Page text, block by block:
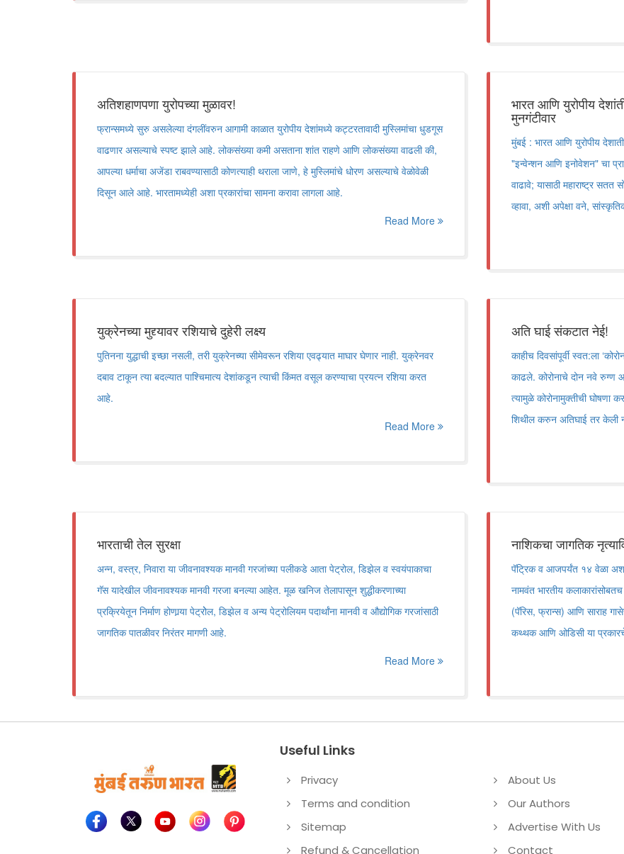
अतिशहाणपणा युरोपच्या मुळावर!
फ्रान्समध्ये सुरु असलेल्या दंगलींवरुन आगामी काळात युरोपीय देशांमध्ये कट्टरतावादी मुस्लिमांचा धुडगूस
वाढणार असल्याचे स्पष्ट झाले आहे. लोकसंख्या कमी असताना शांत राहणे आणि लोकसंख्या वाढली की,
आपल्या धर्माचा अजेंडा राबवण्यासाठी कोणत्याही थराला जाणे, हे मुस्लिमांचे धोरण असल्याचे वेळोवेळी
दिसून आले आहे. भारतामध्येही अशा प्रकारांचा सामना करावा लागला आहे.
Read More
भारत आणि युरोपीय
मुनगंटीवार
मुंबई : भारत आणि युरोपीय
"इन्वेन्शन आणि इनोवेशन" चा
वाढावे; यासाठी महाराष्ट्र सतत
व्हावा, अशी अपेक्षा वने,
युक्रेनच्या मुद्द्यावर रशियाचे दुहेरी लक्ष्य
पुतिनना युद्धाची इच्छा नसली, तरी युक्रेनच्या सीमेवरून रशिया एवढ्यात माघार घेणार नाही. युक्रेनवर
दबाव टाकून त्या बदल्यात पाश्चिमात्य देशांकडून त्याची किंमत वसूल करण्याचा प्रयत्न रशिया करत
आहे.
Read More
अति घाई संकटात नेई!
काहीच दिवसांपूर्वी स्वत:ला
काढले. कोरोनाचे दोन नवे रुग्ण
त्यामुळे कोरोनामुक्तीची घोषणा
शिथील करुन अतिघाई तर केली
भारताची तेल सुरक्षा
अन्न, वस्त्र, निवारा या जीवनावश्यक मानवी गरजांच्या पलीकडे आता पेट्रोल, डिझेल व स्वयंपाकाचा
गॅस यादेखील जीवनावश्यक मानवी गरजा बनल्या आहेत. मूळ खनिज तेलापासून शुद्धीकरणाच्या
प्रक्रियेतून निर्माण होणार्‍या पेट्रोेल, डिझेल व अन्य पेट्रोलियम पदार्थांना मानवी व औद्योगिक गरजांसाठी
जागतिक पातळीवर निरंतर मागणी आहे.
Read More
नाशिकचा जागतिक
पॅट्रिक व आजपर्यंत १४ वेळा
नामवंत भारतीय
(पॅरिस, फ्रान्स) आणि साराह
कथ्थक आणि ओडिसी या
Useful Links
Privacy
Terms and condition
Sitemap
Refund & Cancellation
About Us
Our Authors
Advertise With Us
Contact